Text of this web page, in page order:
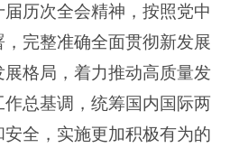
历次全会精神，按照党中
完整准确全面贯彻新发展
格局，着力推动高质量发
总基调，统筹国内国际两
全，实施更加积极有为的